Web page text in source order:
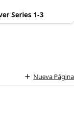
Series 1-3
Nueva Página